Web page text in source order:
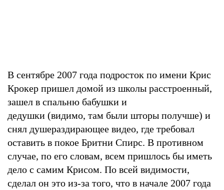
В сентябре 2007 года подросток по имени Крис
Крокер пришел домой из школы расстроенный,
зашел в спальню бабушки и
дедушки (видимо, там были шторы получше) и
снял душераздирающее видео, где требовал
оставить в покое Бритни Спирс. В противном
случае, по его словам, всем пришлось бы иметь
дело с самим Крисом. По всей видимости,
сделал он это из-за того, что в начале 2007 года